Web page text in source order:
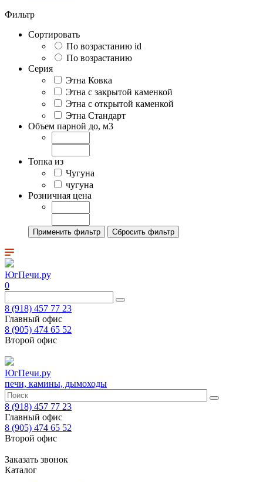
Фильтр
Сортировать
По возрастанию id
По возрастанию
Серия
Этна Ковка
Этна с закрытой каменкой
Этна с открытой каменкой
Этна Стандарт
Объем парной до, м3
Топка из
Чугуна
чугуна
Розничная цена
Применить фильтр Сбросить фильтр
ЮгПечи.ру
0
8 (918) 457 77 23
Главный офис
8 (905) 474 65 52
Второй офис
ЮгПечи.ру
печи, камины, дымоходы
8 (918) 457 77 23
Главный офис
8 (905) 474 65 52
Второй офис
Заказать звонок
Каталог